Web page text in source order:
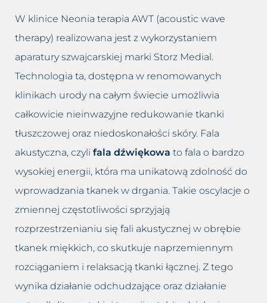
Grzybica skóry głowy
Atopowe zapalenie skóry głowy
Wypełnianie doliny łez
Zamykanie naczynek
W klinice Neonia terapia AWT (acoustic wave
therapy) realizowana jest z wykorzystaniem
aparatury szwajcarskiej marki Storz Medial.
Technologia ta, dostępna w renomowanych
klinikach urody na całym świecie umożliwia
całkowicie nieinwazyjne redukowanie tkanki
tłuszczowej oraz niedoskonałości skóry. Fala
akustyczna, czyli fala dźwiękowa to fala o bardzo
wysokiej energii, która ma unikatową zdolność do
wprowadzania tkanek w drgania. Takie oscylacje o
zmiennej częstotliwości sprzyjają
rozprzestrzenianiu się fali akustycznej w obrębie
tkanek miękkich, co skutkuje naprzemiennym
rozciąganiem i relaksacją tkanki łącznej. Z tego
wynika działanie odchudzające oraz działanie